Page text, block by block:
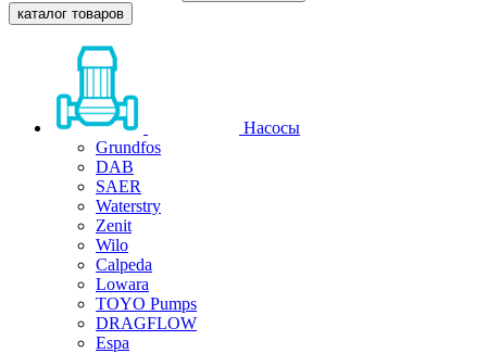
каталог товаров
Насосы
Grundfos
DAB
SAER
Waterstry
Zenit
Wilo
Calpeda
Lowara
TOYO Pumps
DRAGFLOW
Espa